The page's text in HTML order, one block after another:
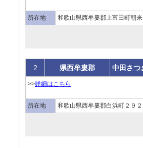
所在地 和歌山県西牟婁郡上富田町朝
2 県西牟婁郡 中田さつ
>>詳細はこちら
所在地 和歌山県西牟婁郡白浜町２９